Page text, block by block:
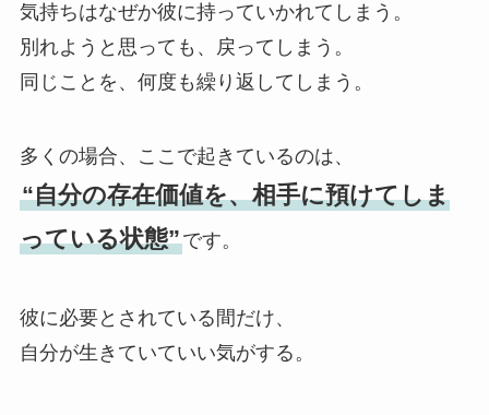
気持ちはなぜか彼に持っていかれてしまう。
別れようと思っても、戻ってしまう。
同じことを、何度も繰り返してしまう。
多くの場合、ここで起きているのは、
“自分の存在価値を、相手に預けてしま
っている状態”です。
彼に必要とされている間だけ、
自分が生きていていい気がする。